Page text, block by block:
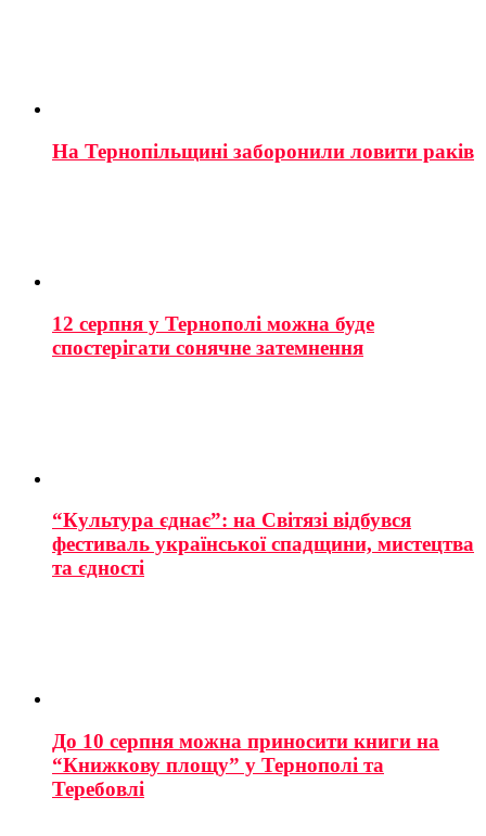
На Тернопільщині заборонили ловити раків
12 серпня у Тернополі можна буде
спостерігати сонячне затемнення
“Культура єднає”: на Світязі відбувся
фестиваль української спадщини, мистецтва
та єдності
До 10 серпня можна приносити книги на
“Книжкову площу” у Тернополі та
Теребовлі